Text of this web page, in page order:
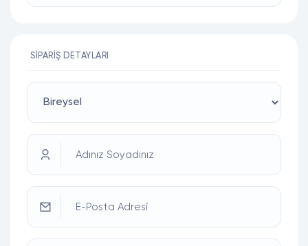
SIPARIŞ DETAYLARI
Adınız Soyadınız
E-Posta Adresi